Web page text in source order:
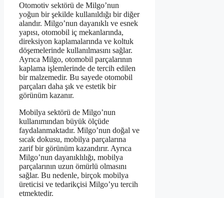
Otomotiv sektörü de Milgo’nun
yoğun bir şekilde kullanıldığı bir diğer
alandır. Milgo’nun dayanıklı ve esnek
yapısı, otomobil iç mekanlarında,
direksiyon kaplamalarında ve koltuk
döşemelerinde kullanılmasını sağlar.
Ayrıca Milgo, otomobil parçalarının
kaplama işlemlerinde de tercih edilen
bir malzemedir. Bu sayede otomobil
parçaları daha şık ve estetik bir
görünüm kazanır.
Mobilya sektörü de Milgo’nun
kullanımından büyük ölçüde
faydalanmaktadır. Milgo’nun doğal ve
sıcak dokusu, mobilya parçalarına
zarif bir görünüm kazandırır. Ayrıca
Milgo’nun dayanıklılığı, mobilya
parçalarının uzun ömürlü olmasını
sağlar. Bu nedenle, birçok mobilya
üreticisi ve tedarikçisi Milgo’yu tercih
etmektedir.